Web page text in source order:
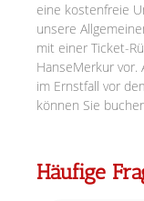
eine kostenfreie
unsere
mit einer Ticket-
HanseMerkur vor.
im Ernstfall vor
können Sie
Häufige